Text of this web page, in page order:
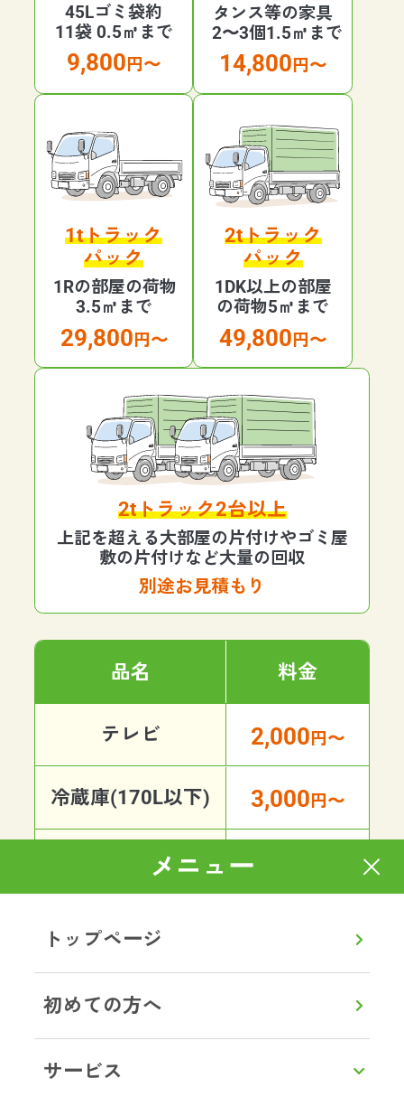
メニュー
トップページ
初めての方へ
サービス
45Lゴミ袋約
11袋 0.5㎥まで
9,800 円〜
タンス等の家具
2〜3個1.5㎥まで
14,800 円〜
1tトラック
パック
1Rの部屋の荷物
3.5㎥まで
29,800 円〜
2tトラック
パック
1DK以上の部屋
の荷物5㎥まで
49,800 円〜
2tトラック2台以上
上記を超える大部屋の片付けやゴミ屋
敷の片付けなど大量の回収
別途お見積もり
品名 料金
テレビ 2,000 円〜
冷蔵庫(170L以下) 3,000 円〜
冷蔵庫(170L以上) 8,000